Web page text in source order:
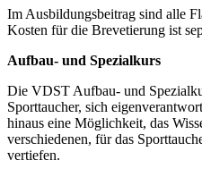
Im Ausbildungsbeitrag sind alle
Kosten für die Brevetierung ist
Aufbau- und Spezialkurs
Die VDST Aufbau- und
Sporttaucher, sich
hinaus eine Möglichkeit, das
verschiedenen, für das
vertiefen.